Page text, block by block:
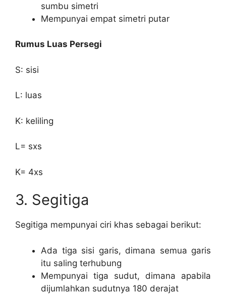
sumbu simetri
Mempunyai empat simetri putar
Rumus Luas Persegi
S: sisi
L: luas
K: keliling
L= sxs
K= 4xs
3. Segitiga
Segitiga mempunyai ciri khas sebagai berikut:
Ada tiga sisi garis, dimana semua garis
itu saling terhubung
Mempunyai tiga sudut, dimana apabila
dijumlahkan sudutnya 180 derajat